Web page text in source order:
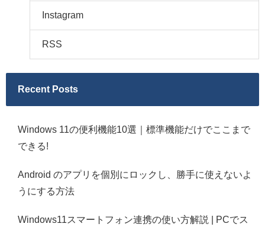
Instagram
RSS
Recent Posts
Windows 11の便利機能10選｜標準機能だけでここまで
できる!
Android のアプリを個別にロックし、勝手に使えないよ
うにする方法
Windows11スマートフォン連携の使い方解説 | PCでス